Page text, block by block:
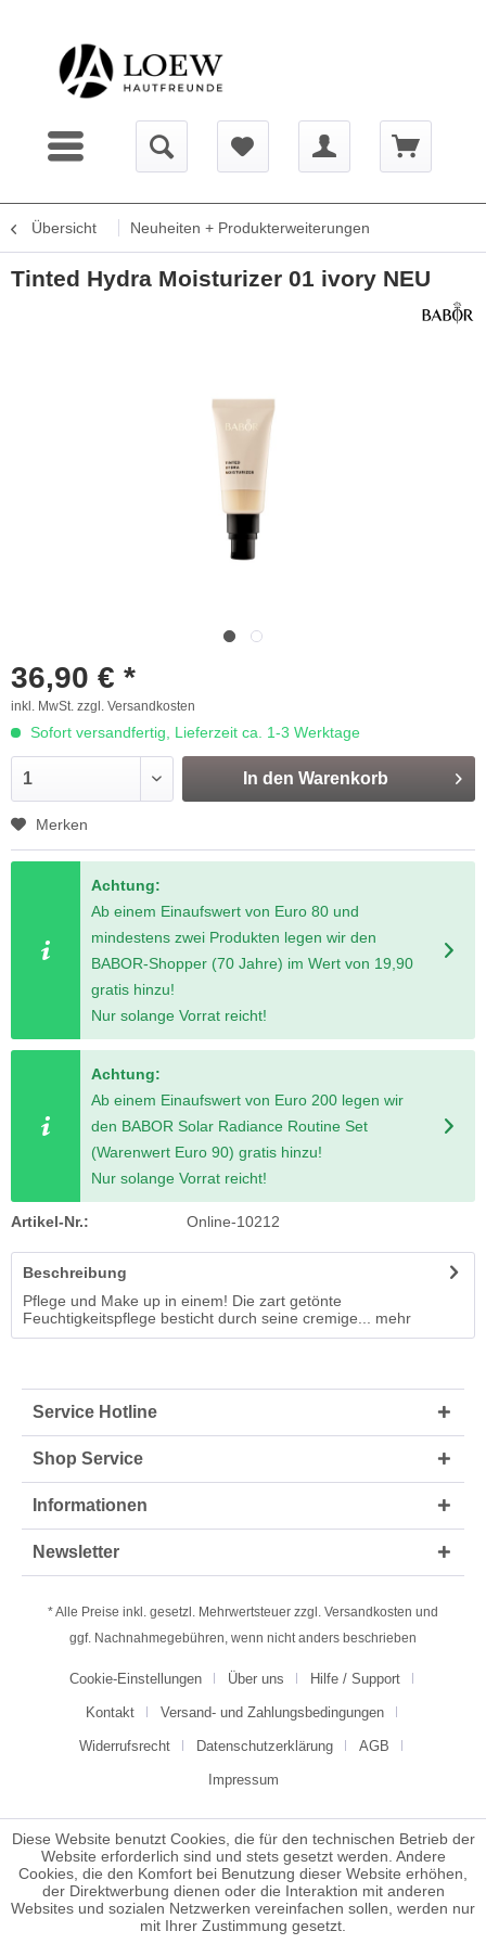
Übersicht Neuheiten + Produkterweiterungen
Tinted Hydra Moisturizer 01 ivory NEU
36,90 € *
inkl. MwSt. zzgl. Versandkosten
Sofort versandfertig, Lieferzeit ca. 1-3 Werktage
In den Warenkorb
Merken
Achtung:
Ab einem Einaufswert von Euro 80 und
mindestens zwei Produkten legen wir den
BABOR-Shopper (70 Jahre) im Wert von 19,90
gratis hinzu!
Nur solange Vorrat reicht!
Achtung:
Ab einem Einaufswert von Euro 200 legen wir
den BABOR Solar Radiance Routine Set
(Warenwert Euro 90) gratis hinzu!
Nur solange Vorrat reicht!
Artikel-Nr.: Online-10212
Beschreibung
Pflege und Make up in einem! Die zart getönte
Feuchtigkeitspflege besticht durch seine cremige...
mehr
Service Hotline
Shop Service
Informationen
Newsletter
* Alle Preise inkl. gesetzl. Mehrwertsteuer zzgl. Versandkosten und
ggf. Nachnahmegebühren, wenn nicht anders beschrieben
Cookie-Einstellungen Über uns Hilfe / Support
Kontakt Versand- und Zahlungsbedingungen
Widerrufsrecht Datenschutzerklärung AGB
Impressum
Diese Website benutzt Cookies, die für den technischen Betrieb der
Website erforderlich sind und stets gesetzt werden. Andere
Cookies, die den Komfort bei Benutzung dieser Website erhöhen,
der Direktwerbung dienen oder die Interaktion mit anderen
Websites und sozialen Netzwerken vereinfachen sollen, werden nur
mit Ihrer Zustimmung gesetzt.